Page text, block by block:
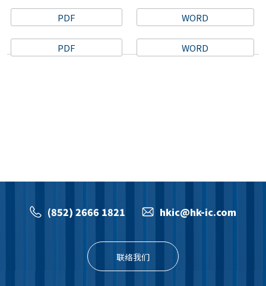
报价查询表格 – 运货前检验
PDF
PDF
WORD
WORD
(852) 2666 1821 hkic@hk-ic.com
联络我们